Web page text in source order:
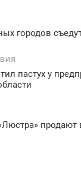
городов
пастух у
продают